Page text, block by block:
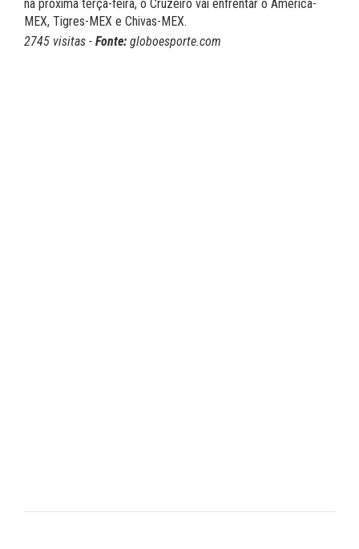
na próxima terça-feira, o Cruzeiro vai enfrentar o América-
MEX, Tigres-MEX e Chivas-MEX.
2745 visitas - Fonte: globoesporte.com